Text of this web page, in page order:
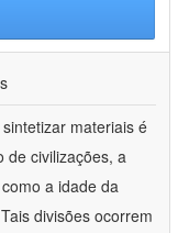
materiais é
de civilizações, a
a idade da
divisões ocorrem